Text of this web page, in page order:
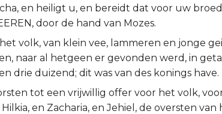
en heiligt u, en bereidt dat voor uw
door de hand van Mozes.
volk, van klein vee, lammeren en jonge
naar al hetgeen er gevonden werd, in
drie duizend; dit was van des konings have.
tot een vrijwillig offer voor het volk,
en Zacharia, en Jehiel, de oversten van